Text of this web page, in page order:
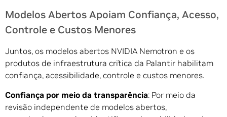
Modelos Abertos Apoiam Confiança, Acesso,
Controle e Custos Menores
Juntos, os modelos abertos NVIDIA Nemotron e os
produtos de infraestrutura crítica da Palantir habilitam
confiança, acessibilidade, controle e custos menores.
Confiança por meio da transparência: Por meio da
revisão independente de modelos abertos,